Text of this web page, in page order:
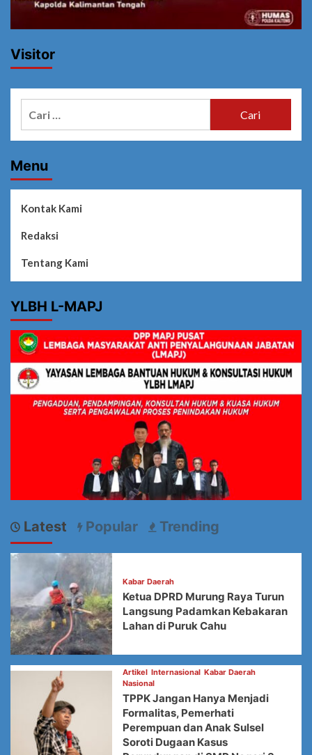
Visitor
Menu
Kontak Kami
Redaksi
Tentang Kami
YLBH L-MAPJ
Latest Popular Trending
Kabar Daerah
Ketua DPRD Murung Raya Turun
Langsung Padamkan Kebakaran
Lahan di Puruk Cahu
Artikel Internasional Kabar Daerah
Nasional
TPPK Jangan Hanya Menjadi
Formalitas, Pemerhati
Perempuan dan Anak Sulsel
Soroti Dugaan Kasus